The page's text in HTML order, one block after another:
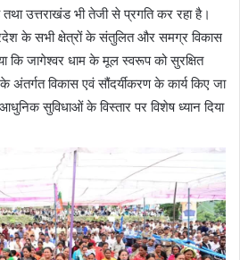
उत्तराखंड भी तेजी से प्रगति कर रहा है।
के सभी क्षेत्रों के संतुलित और समग्र विकास
कि जागेश्वर धाम के मूल स्वरूप को सुरक्षित
अंतर्गत विकास एवं सौंदर्यीकरण के कार्य किए जा
सुविधाओं के विस्तार पर विशेष ध्यान दिया